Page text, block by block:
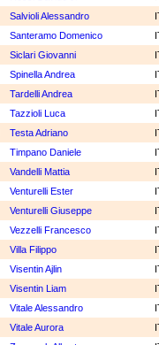
Salvioli Alessandro
Santeramo Domenico
Siclari Giovanni
Spinella Andrea
Tardelli Andrea
Tazzioli Luca
Testa Adriano
Timpano Daniele
Vandelli Mattia
Venturelli Ester
Venturelli Giuseppe
Vezzelli Francesco
Villa Filippo
Visentin Ajlin
Visentin Liam
Vitale Alessandro
Vitale Aurora